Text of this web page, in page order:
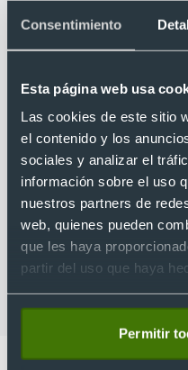
Consentimiento
Esta página web usa
Las cookies de este sitio
el contenido y los
sociales y analizar el
información sobre el uso
nuestros partners de
web, quienes pueden
que les haya
partir del uso que haya
Permitir
clásico con
Bolígrafos clásicos